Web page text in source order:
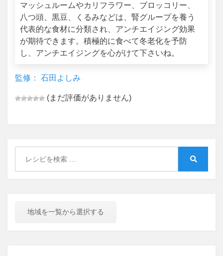
マッシュルームやカリフラワー、ブロッコリー、
八つ頭、黒豆、くるみなどは、腎グループを養う
代表的な食材に分類され、アンチエイジング効果
が期待できます。積極的に食べて冬老化を予防
し、アンチエイジングを心がけて下さいね。
監修： 石田よしみ
(まだ評価がありません)
地域を一覧から選択する